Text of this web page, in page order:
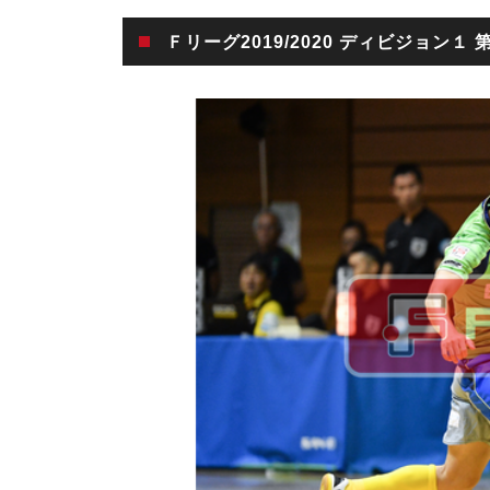
Ｆリーグ2019/2020 ディビジョン１